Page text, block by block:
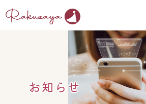
TOP
はじめての方へ▼
コース料金
よくある質問
お知らせ